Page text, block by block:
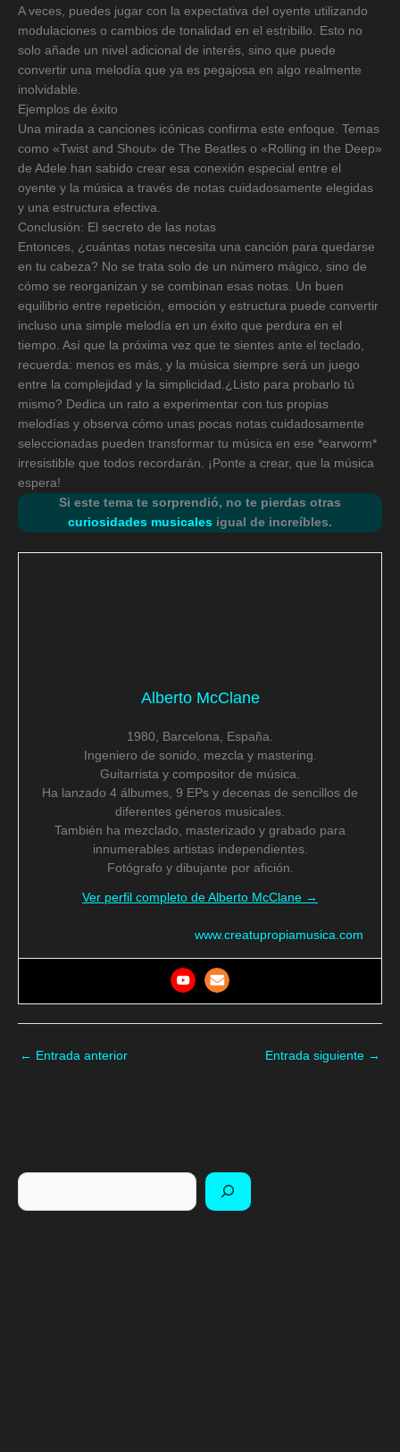
A veces, puedes jugar con la expectativa del oyente utilizando
modulaciones o cambios de tonalidad en el estribillo. Esto no
solo añade un nivel adicional de interés, sino que puede
convertir una melodía que ya es pegajosa en algo realmente
inolvidable.
Ejemplos de éxito
Una mirada a canciones icónicas confirma este enfoque. Temas
como «Twist and Shout» de The Beatles o «Rolling in the Deep»
de Adele han sabido crear esa conexión especial entre el
oyente y la música a través de notas cuidadosamente elegidas
y una estructura efectiva.
Conclusión: El secreto de las notas
Entonces, ¿cuántas notas necesita una canción para quedarse
en tu cabeza? No se trata solo de un número mágico, sino de
cómo se reorganizan y se combinan esas notas. Un buen
equilibrio entre repetición, emoción y estructura puede convertir
incluso una simple melodía en un éxito que perdura en el
tiempo. Así que la próxima vez que te sientes ante el teclado,
recuerda: menos es más, y la música siempre será un juego
entre la complejidad y la simplicidad.¿Listo para probarlo tú
mismo? Dedica un rato a experimentar con tus propias
melodías y observa cómo unas pocas notas cuidadosamente
seleccionadas pueden transformar tu música en ese *earworm*
irresistible que todos recordarán. ¡Ponte a crear, que la música
espera!
Si este tema te sorprendió, no te pierdas otras
curiosidades musicales igual de increíbles.
Alberto McClane
1980, Barcelona, España.
Ingeniero de sonido, mezcla y mastering.
Guitarrista y compositor de música.
Ha lanzado 4 álbumes, 9 EPs y decenas de sencillos de
diferentes géneros musicales.
También ha mezclado, masterizado y grabado para
innumerables artistas independientes.
Fotógrafo y dibujante por afición.
Ver perfil completo de Alberto McClane →
www.creatupropiamusica.com
← Entrada anterior Entrada siguiente →
Buscar